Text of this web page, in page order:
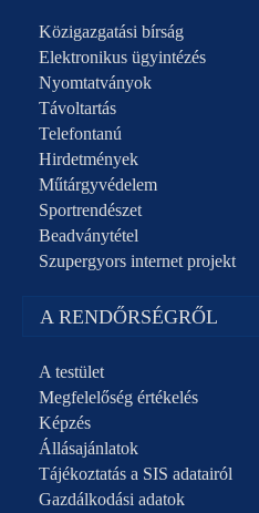
Közigazgatási bírság
Elektronikus ügyintézés
Nyomtatványok
Távoltartás
Telefontanú
Hirdetmények
Műtárgyvédelem
Sportrendészet
Beadványtétel
Szupergyors internet projekt
A RENDŐRSÉGRŐL
A testület
Megfelelőség értékelés
Képzés
Állásajánlatok
Tájékoztatás a SIS adatairól
Gazdálkodási adatok